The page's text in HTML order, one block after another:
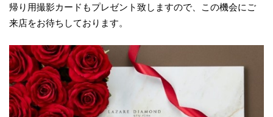
帰り用撮影カードもプレゼント致しますので、この機会にご
来店をお待ちしております。